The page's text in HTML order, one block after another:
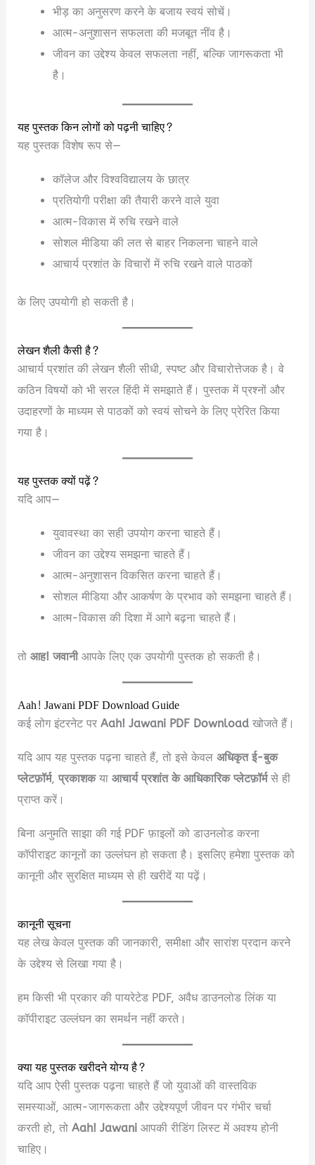
भीड़ का अनुसरण करने के बजाय स्वयं सोचें।
आत्म-अनुशासन सफलता की मजबूत नींव है।
जीवन का उद्देश्य केवल सफलता नहीं, बल्कि जागरूकता भी
है।
यह पुस्तक किन लोगों को पढ़नी चाहिए?
यह पुस्तक विशेष रूप से—
कॉलेज और विश्वविद्यालय के छात्र
प्रतियोगी परीक्षा की तैयारी करने वाले युवा
आत्म-विकास में रुचि रखने वाले
सोशल मीडिया की लत से बाहर निकलना चाहने वाले
आचार्य प्रशांत के विचारों में रुचि रखने वाले पाठकों
के लिए उपयोगी हो सकती है।
लेखन शैली कैसी है?
आचार्य प्रशांत की लेखन शैली सीधी, स्पष्ट और विचारोत्तेजक है। वे
कठिन विषयों को भी सरल हिंदी में समझाते हैं। पुस्तक में प्रश्नों और
उदाहरणों के माध्यम से पाठकों को स्वयं सोचने के लिए प्रेरित किया
गया है।
यह पुस्तक क्यों पढ़ें?
यदि आप—
युवावस्था का सही उपयोग करना चाहते हैं।
जीवन का उद्देश्य समझना चाहते हैं।
आत्म-अनुशासन विकसित करना चाहते हैं।
सोशल मीडिया और आकर्षण के प्रभाव को समझना चाहते हैं।
आत्म-विकास की दिशा में आगे बढ़ना चाहते हैं।
तोआह! जवानीआपके लिए एक उपयोगी पुस्तक हो सकती है।
Aah! Jawani PDF Download Guide
कई लोग इंटरनेट परAah! Jawani PDF Download खोजते हैं।
यदि आप यह पुस्तक पढ़ना चाहते हैं, तो इसे केवलअधिकृत ई-बुक
प्लेटफ़ॉर्म,प्रकाशकयाआचार्य प्रशांत के आधिकारिक प्लेटफ़ॉर्मसे ही
प्राप्त करें।
बिना अनुमति साझा की गई PDF फ़ाइलों को डाउनलोड करना
कॉपीराइट कानूनों का उल्लंघन हो सकता है। इसलिए हमेशा पुस्तक को
कानूनी और सुरक्षित माध्यम से ही खरीदें या पढ़ें।
कानूनी सूचना
यह लेख केवल पुस्तक की जानकारी, समीक्षा और सारांश प्रदान करने
के उद्देश्य से लिखा गया है।
हम किसी भी प्रकार की पायरेटेड PDF, अवैध डाउनलोड लिंक या
कॉपीराइट उल्लंघन का समर्थन नहीं करते।
क्या यह पुस्तक खरीदने योग्य है?
यदि आप ऐसी पुस्तक पढ़ना चाहते हैं जो युवाओं की वास्तविक
समस्याओं, आत्म-जागरूकता और उद्देश्यपूर्ण जीवन पर गंभीर चर्चा
करती हो, तोAah! Jawani आपकी रीडिंग लिस्ट में अवश्य होनी
चाहिए।